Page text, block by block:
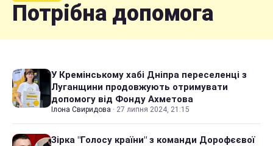
Потрібна допомога
У Кремінському хабі Дніпра переселенці з
Луганщини продовжують отримувати
допомогу від Фонду Ахметова
Ілона Свиридова · 27 липня 2024, 21:15
Зірка "Голосу країни" з команди Дорофєєвої